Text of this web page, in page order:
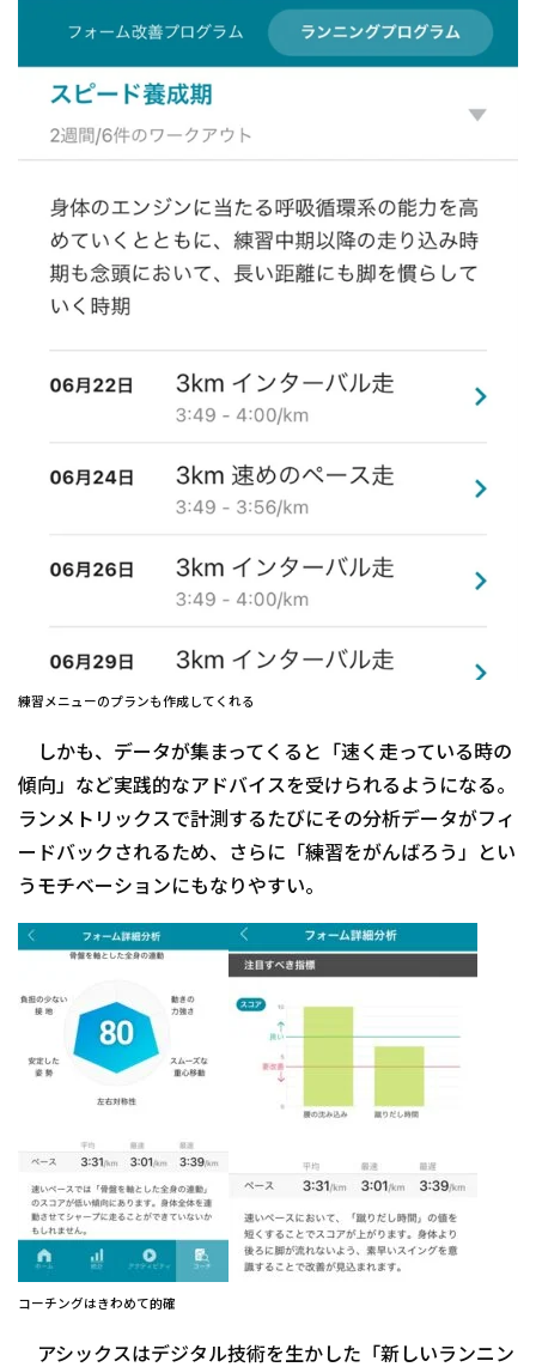
練習メニューのプランも作成してくれる
しかも、データが集まってくると「速く走っている時の
傾向」など実践的なアドバイスを受けられるようになる。
ランメトリックスで計測するたびにその分析データがフィ
ードバックされるため、さらに「練習をがんばろう」とい
うモチベーションにもなりやすい。
コーチングはきわめて的確
アシックスはデジタル技術を生かした「新しいランニン